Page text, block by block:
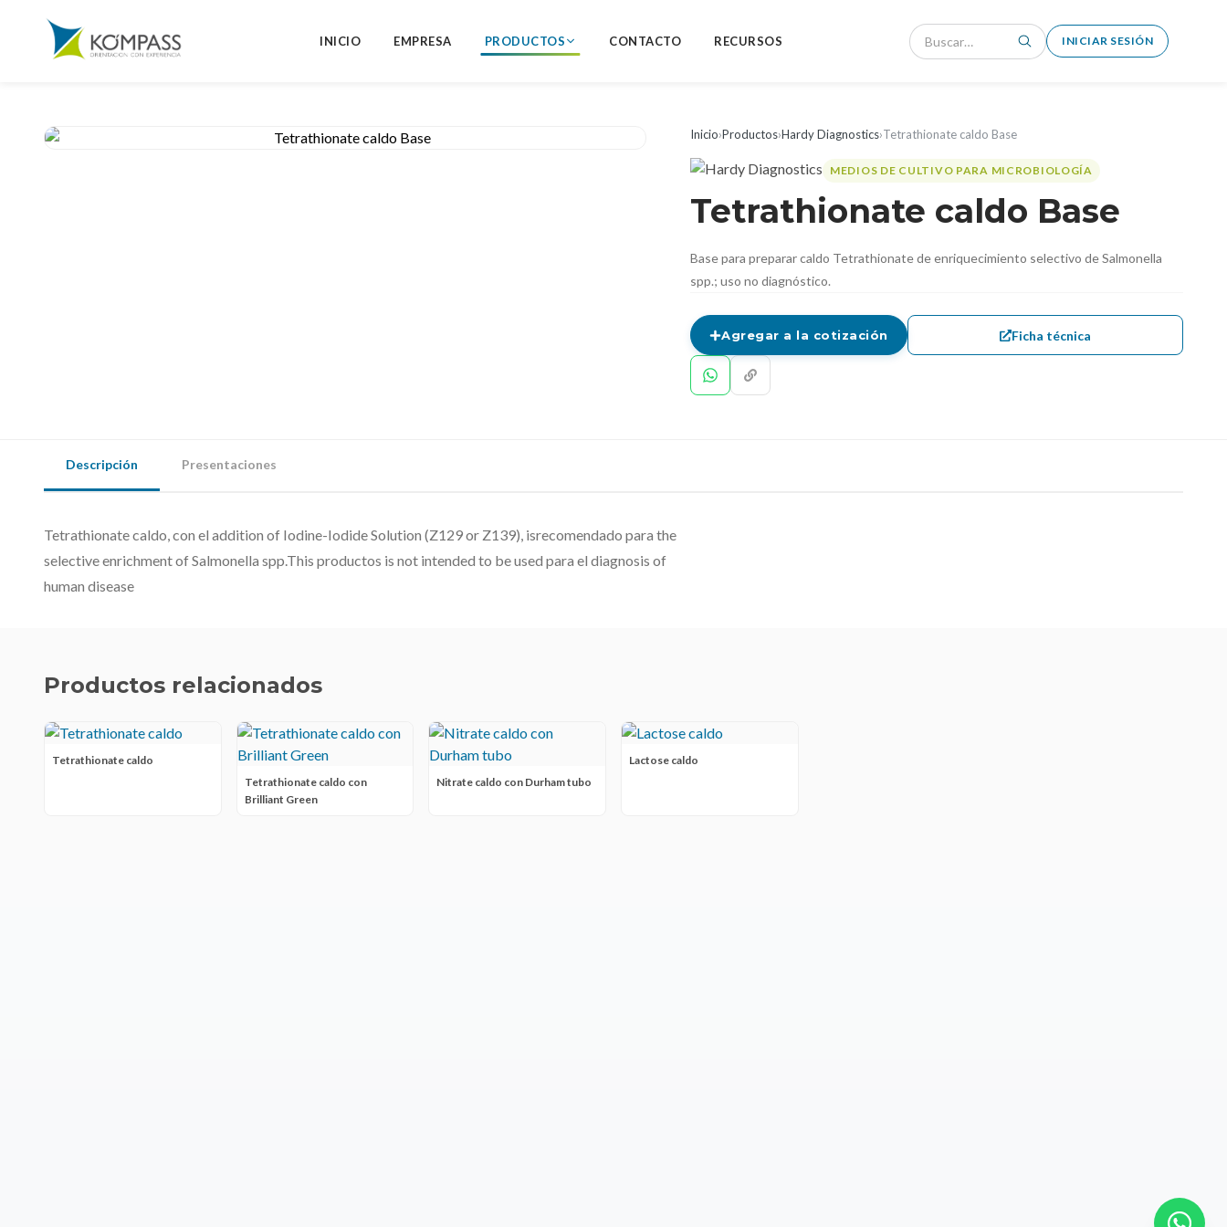
INICIO EMPRESA PRODUCTOS CONTACTO RECURSOS INICIAR SESIÓN
Inicio›Productos›Hardy Diagnostics›Tetrathionate caldo Base
MEDIOS DE CULTIVO PARA MICROBIOLOGÍA
Tetrathionate caldo Base
Base para preparar caldo Tetrathionate de enriquecimiento selectivo de Salmonella
spp.; uso no diagnóstico.
Agregar a la cotización Ficha técnica
Descripción Presentaciones
Tetrathionate caldo, con el addition of Iodine-Iodide Solution (Z129 or Z139), isrecomendado para the
selective enrichment of Salmonella spp.This productos is not intended to be used para el diagnosis of
human disease
Productos relacionados
Tetrathionate caldo
Tetrathionate caldo con
Brilliant Green
Nitrate caldo con Durham tubo
Lactose caldo